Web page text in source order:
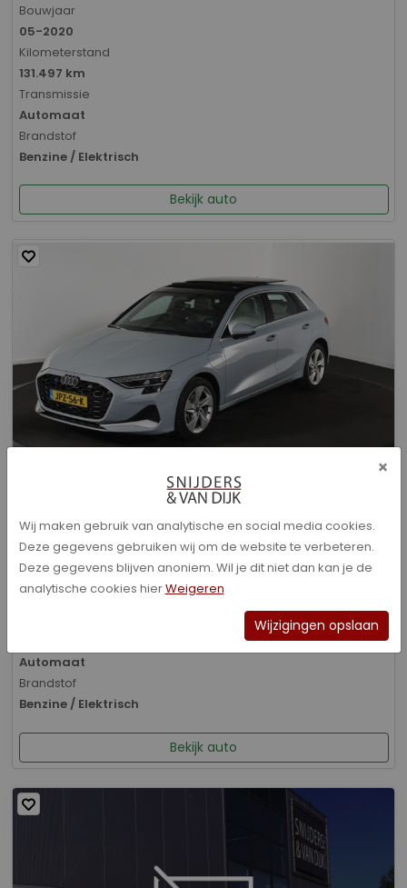
Bouwjaar
05-2020
Kilometerstand
131.497 km
Transmissie
Automaat
Brandstof
Benzine / Elektrisch
Bekijk auto
Audi A3 - Sportback 40 TFSI e Advanced edition
Bouwjaar
01-2026
Kilometerstand
Automaat
Brandstof
Benzine / Elektrisch
Bekijk auto
×
Wij maken gebruik van analytische en social media cookies.
Deze gegevens gebruiken wij om de website te verbeteren.
Deze gegevens blijven anoniem. Wil je dit niet dan kan je de
analytische cookies hierWeigeren
Wijzigingen opslaan